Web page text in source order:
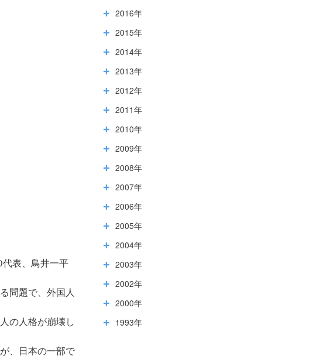
表、鳥井一平
問題で、外国人
の人格が崩壊し
、日本の一部で
2016年
2015年
2014年
2013年
2012年
2011年
2010年
2009年
2008年
2007年
2006年
2005年
2004年
2003年
2002年
2000年
1993年